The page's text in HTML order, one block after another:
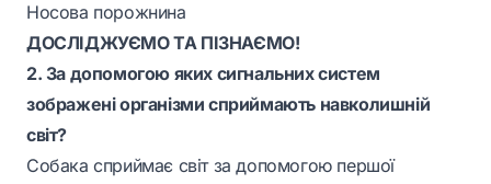
Носова порожнина
ДОСЛІДЖУЄМО ТА ПІЗНАЄМО!
2. За допомогою яких сигнальних систем
зображені організми сприймають навколишній
світ?
Собака сприймає світ за допомогою першої